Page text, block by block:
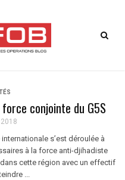
conjointe du G5S
s’est déroulée à
à la force anti-djihadiste
cette région avec un effectif
...